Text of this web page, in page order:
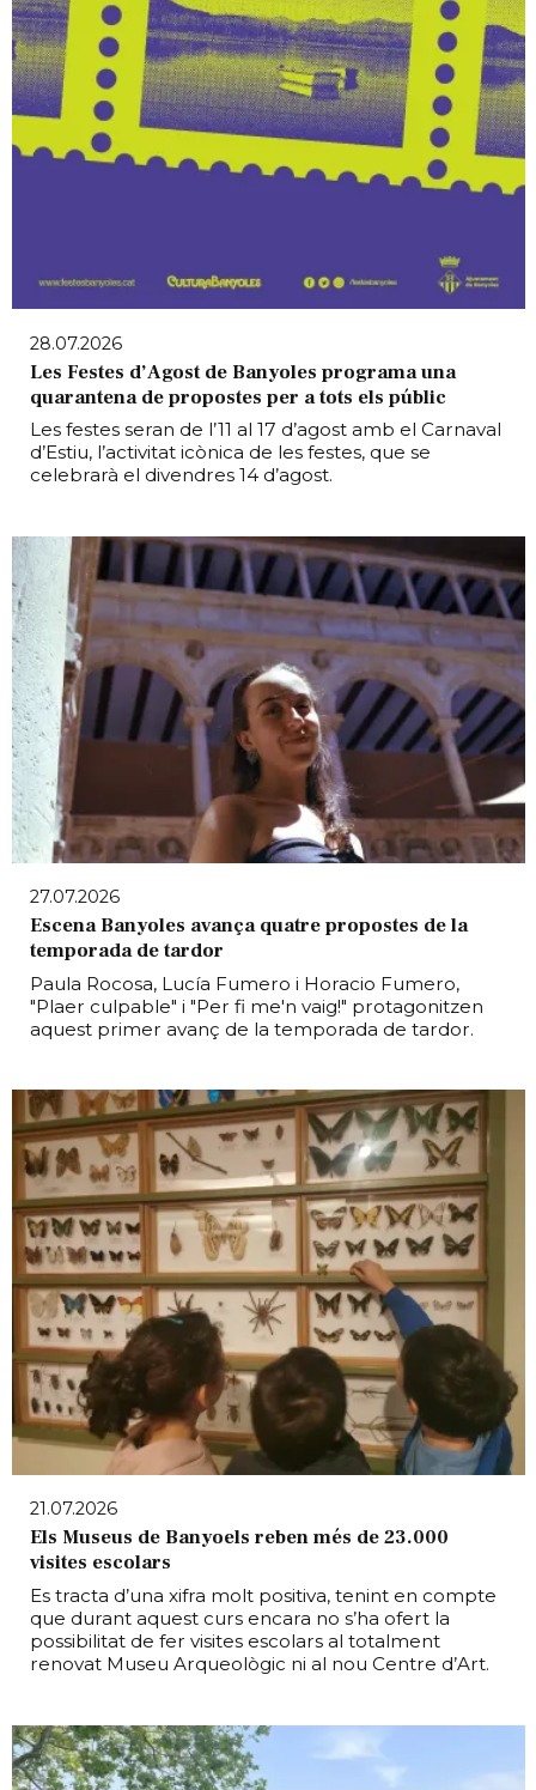
28.07.2026
Les Festes d’Agost de Banyoles programa una
quarantena de propostes per a tots els públic
Les festes seran de l’11 al 17 d’agost amb el Carnaval
d’Estiu, l’activitat icònica de les festes, que se
celebrarà el divendres 14 d’agost.
27.07.2026
Escena Banyoles avança quatre propostes de la
temporada de tardor
Paula Rocosa, Lucía Fumero i Horacio Fumero,
"Plaer culpable" i "Per fi me'n vaig!" protagonitzen
aquest primer avanç de la temporada de tardor.
21.07.2026
Els Museus de Banyoels reben més de 23.000
visites escolars
Es tracta d’una xifra molt positiva, tenint en compte
que durant aquest curs encara no s’ha ofert la
possibilitat de fer visites escolars al totalment
renovat Museu Arqueològic ni al nou Centre d’Art.